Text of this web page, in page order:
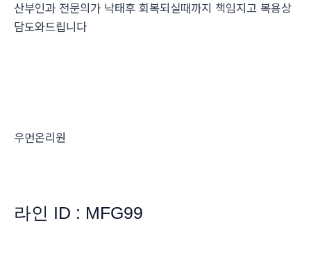
산부인과 전문의가 낙태후 회복되실때까지 책임지고 복용상
담도와드립니다
우먼온리원
라인 ID : MFG99